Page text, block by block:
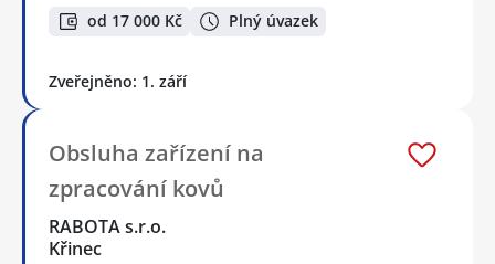
od 17 000 Kč Plný úvazek
Zveřejněno: 1. září
Obsluha zařízení na
zpracování kovů
RABOTA s.r.o.
Křinec